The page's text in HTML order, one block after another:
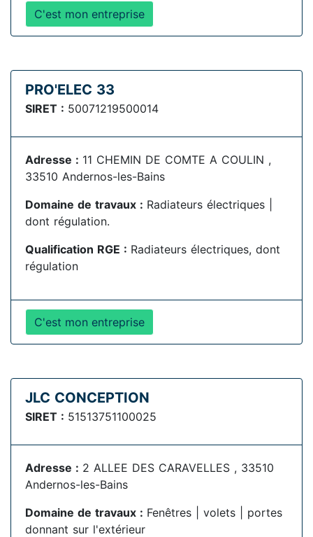
C'est mon entreprise
PRO'ELEC 33
SIRET : 50071219500014
Adresse : 11 CHEMIN DE COMTE A COULIN ,
33510 Andernos-les-Bains
Domaine de travaux : Radiateurs électriques |
dont régulation.
Qualification RGE : Radiateurs électriques, dont
régulation
C'est mon entreprise
JLC CONCEPTION
SIRET : 51513751100025
Adresse : 2 ALLEE DES CARAVELLES , 33510
Andernos-les-Bains
Domaine de travaux : Fenêtres | volets | portes
donnant sur l'extérieur